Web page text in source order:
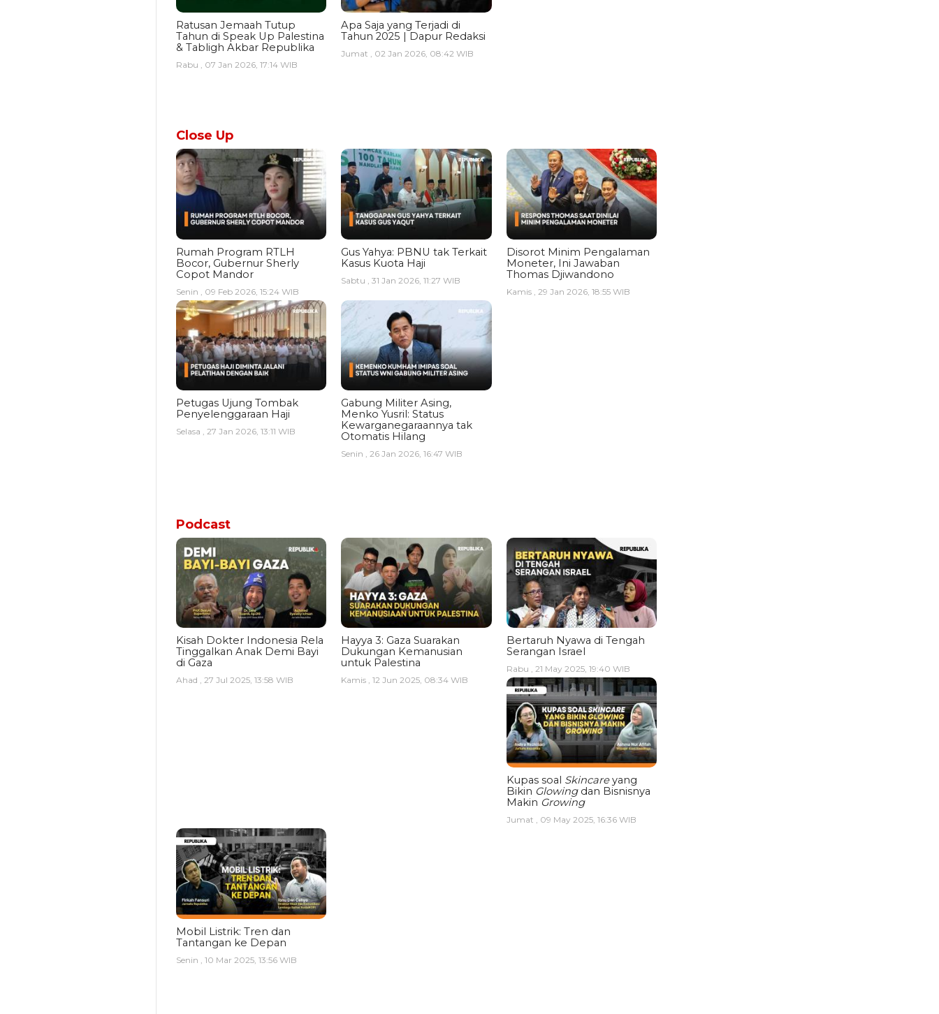
Ratusan Jemaah Tutup
Tahun di Speak Up Palestina
& Tabligh Akbar Republika
Rabu , 07 Jan 2026, 17:14 WIB
Apa Saja yang Terjadi di
Tahun 2025 | Dapur Redaksi
Jumat , 02 Jan 2026, 08:42 WIB
Close Up
Rumah Program RTLH
Bocor, Gubernur Sherly
Copot Mandor
Senin , 09 Feb 2026, 15:24 WIB
Gus Yahya: PBNU tak Terkait
Kasus Kuota Haji
Sabtu , 31 Jan 2026, 11:27 WIB
Disorot Minim Pengalaman
Moneter, Ini Jawaban
Thomas Djiwandono
Kamis , 29 Jan 2026, 18:55 WIB
Petugas Ujung Tombak
Penyelenggaraan Haji
Selasa , 27 Jan 2026, 13:11 WIB
Gabung Militer Asing,
Menko Yusril: Status
Kewarganegaraannya tak
Otomatis Hilang
Senin , 26 Jan 2026, 16:47 WIB
Podcast
Kisah Dokter Indonesia Rela
Tinggalkan Anak Demi Bayi
di Gaza
Ahad , 27 Jul 2025, 13:58 WIB
Hayya 3: Gaza Suarakan
Dukungan Kemanusian
untuk Palestina
Kamis , 12 Jun 2025, 08:34 WIB
Bertaruh Nyawa di Tengah
Serangan Israel
Rabu , 21 May 2025, 19:40 WIB
Kupas soal Skincareyang
Bikin Glowingdan Bisnisnya
Makin Growing
Jumat , 09 May 2025, 16:36 WIB
Mobil Listrik: Tren dan
Tantangan ke Depan
Senin , 10 Mar 2025, 13:56 WIB